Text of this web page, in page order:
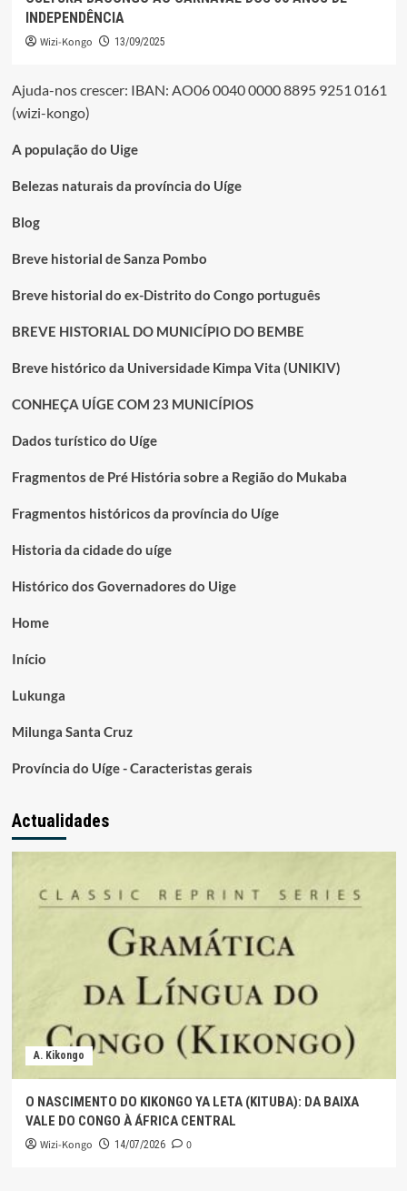
INDEPENDÊNCIA
Wizi-Kongo 13/09/2025
Ajuda-nos crescer: IBAN: AO06 0040 0000 8895 9251 0161
(wizi-kongo)
A população do Uige
Belezas naturais da província do Uíge
Blog
Breve historial de Sanza Pombo
Breve historial do ex-Distrito do Congo português
BREVE HISTORIAL DO MUNICÍPIO DO BEMBE
Breve histórico da Universidade Kimpa Vita (UNIKIV)
CONHEÇA UÍGE COM 23 MUNICÍPIOS
Dados turístico do Uíge
Fragmentos de Pré História sobre a Região do Mukaba
Fragmentos históricos da província do Uíge
Historia da cidade do uíge
Histórico dos Governadores do Uige
Home
Início
Lukunga
Milunga Santa Cruz
Província do Uíge - Caracteristas gerais
Actualidades
A. Kikongo
O NASCIMENTO DO KIKONGO YA LETA (KITUBA): DA BAIXA
VALE DO CONGO À ÁFRICA CENTRAL
Wizi-Kongo 14/07/2026 0